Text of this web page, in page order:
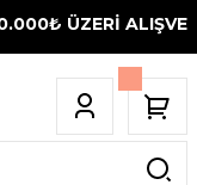
ÜZERİ